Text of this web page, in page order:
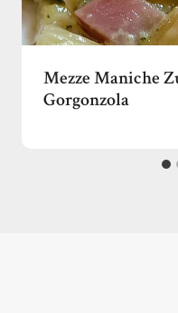
Mezze Maniche
Gorgonzola